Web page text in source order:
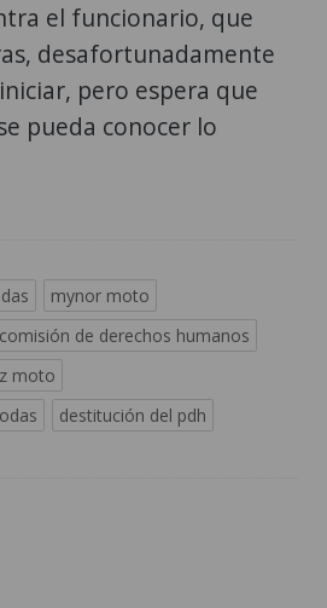
el funcionario, que
desafortunadamente
pero espera que
pueda conocer lo
mynor moto
comisión de derechos humanos
moto
destitución del pdh